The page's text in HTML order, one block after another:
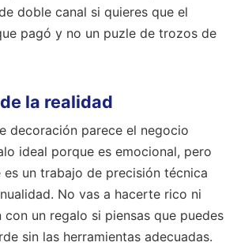
doble canal si quieres que el
pagó y no un puzle de trozos de
la realidad
decoración parece el negocio
ideal porque es emocional, pero
es un trabajo de precisión técnica
No vas a hacerte rico ni
con un regalo si piensas que puedes
sin las herramientas adecuadas.